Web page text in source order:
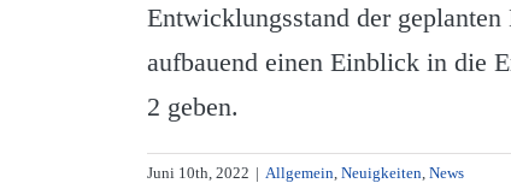
Entwicklungsstand der
aufbauend einen Einblick in die
2 geben.
Juni 10th, 2022 | Allgemein Neuigkeiten News